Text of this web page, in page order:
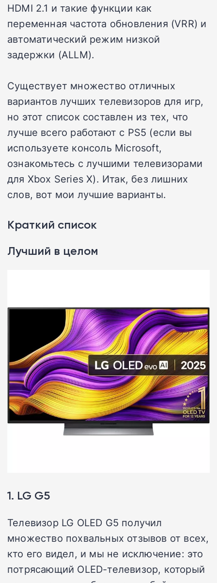
HDMI 2.1 и такие функции как
переменная частота обновления (VRR) и
автоматический режим низкой
задержки (ALLM).
Существует множество отличных
вариантов лучших телевизоров для игр,
но этот список составлен из тех, что
лучше всего работают с PS5 (если вы
используете консоль Microsoft,
ознакомьтесь с лучшими телевизорами
для Xbox Series X). Итак, без лишних
слов, вот мои лучшие варианты.
Краткий список
Лучший в целом
1. LG G5
Телевизор LG OLED G5 получил
множество похвальных отзывов от всех,
кто его видел, и мы не исключение: это
потрясающий OLED-телевизор, который